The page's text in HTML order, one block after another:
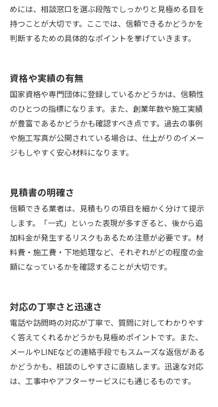
めには、相談窓口を選ぶ段階でしっかりと見極める目を
持つことが大切です。ここでは、信頼できるかどうかを
判断するための具体的なポイントを挙げていきます。
資格や実績の有無
国家資格や専門団体に登録しているかどうかは、信頼性
のひとつの指標になります。また、創業年数や施工実績
が豊富であるかどうかも確認すべき点です。過去の事例
や施工写真が公開されている場合は、仕上がりのイメー
ジもしやすく安心材料になります。
見積書の明確さ
信頼できる業者は、見積もりの項目を細かく分けて提示
します。「一式」といった表現が多すぎると、後から追
加料金が発生するリスクもあるため注意が必要です。材
料費・施工費・下地処理など、それぞれがどの程度の金
額になっているかを確認することが大切です。
対応の丁寧さと迅速さ
電話や訪問時の対応が丁寧で、質問に対してわかりやす
く答えてくれるかどうかも見極めポイントです。また、
メールやLINEなどの連絡手段でもスムーズな返信がある
かどうかも、相談のしやすさに直結します。迅速な対応
は、工事中やアフターサービスにも通じるものです。